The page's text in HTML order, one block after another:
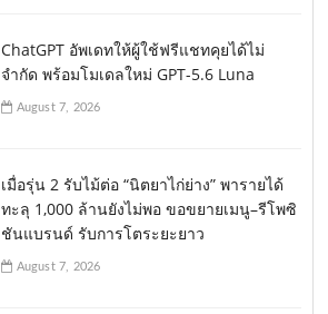
ChatGPT อัพเดทให้ผู้ใช้ฟรีแชทคุยได้ไม่
จำกัด พร้อมโมเดลใหม่ GPT-5.6 Luna
August 7, 2026
เมื่อรุ่น 2 รับไม้ต่อ “นิตยาไก่ย่าง” พารายได้
ทะลุ 1,000 ล้านยังไม่พอ ขอขยายเมนู–รีโพซิ
ชันแบรนด์ รับการโตระยะยาว
August 7, 2026